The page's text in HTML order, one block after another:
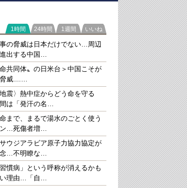
ール」によっては、中国の国産旅客機の発着に影響を及ぼす（
ラ
1時間 24時間 1週間 いいね
の脅威は日本だけでない…周辺
出する中国…
共同体〟の日米台＞中国こそが
威....…
地震〉熱中症からどう命を守る
は「発汗の名…
まで、まるで湯水のごとく使う
…死傷者増…
ウジアラビア原子力協力協定が
…不明瞭な…
習慣病」という呼称が消えるかも
理由…「自…